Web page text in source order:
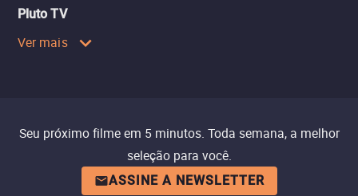
Pluto TV
Ver mais
Seu próximo filme em 5 minutos. Toda semana, a melhor
seleção para você.
ASSINE A NEWSLETTER